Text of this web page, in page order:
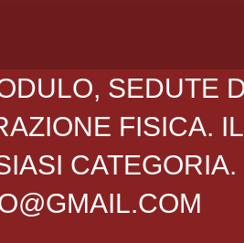
SEDUTE
FISICA.